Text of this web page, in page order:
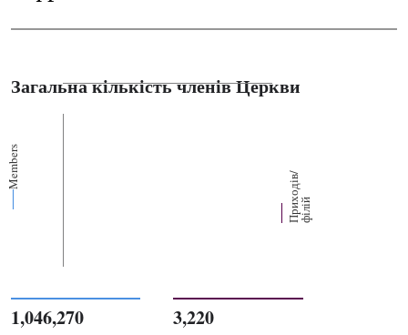
Загальна кількість членів Церкви
Members
П
р
их
о
д
і
в
/
ф
і
л
ій
1,046,270 3,220